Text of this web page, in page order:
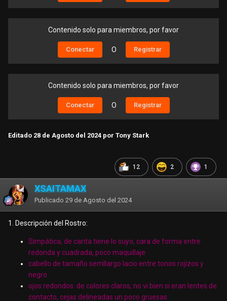
Contenido solo para miembros, por favor
Conectar O Registrar
Contenido solo para miembros, por favor
Conectar O Registrar
Editado 28 de Agosto del 2024 por Tony Stark
12 2 1
XSAITAMAX
Publicado 29 de Agosto del 2024
1. Descripción del Rostro:
Simpática, de carita tiene lo suyo, cara de forma entre
redonda y cuadrada, poco maquillaje
cabello de tamaño semllargo lacio entre tonos rojizos y
negro
ojos redondos de colores claros, no vi bien si eran lentes de
contacto, cejas delineadas un poco gruesas